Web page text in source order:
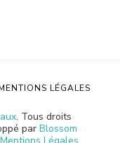
. Tous droits
par Blossom
LÉGALES